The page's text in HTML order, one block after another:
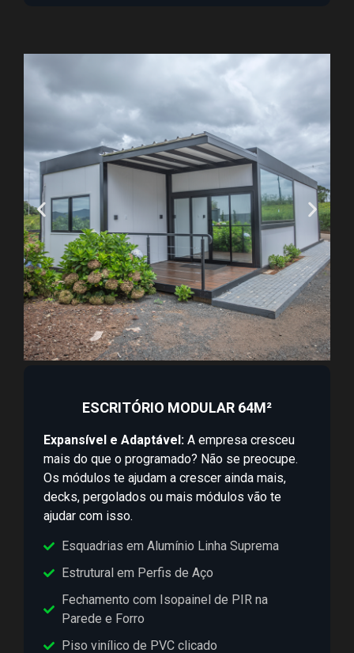
ESCRITÓRIO MODULAR 64M²
Expansível e Adaptável: A empresa cresceu
mais do que o programado? Não se preocupe.
Os módulos te ajudam a crescer ainda mais,
decks, pergolados ou mais módulos vão te
ajudar com isso.
Esquadrias em Alumínio Linha Suprema
Estrutural em Perfis de Aço
Fechamento com Isopainel de PIR na
Parede e Forro
Piso vinílico de PVC clicado